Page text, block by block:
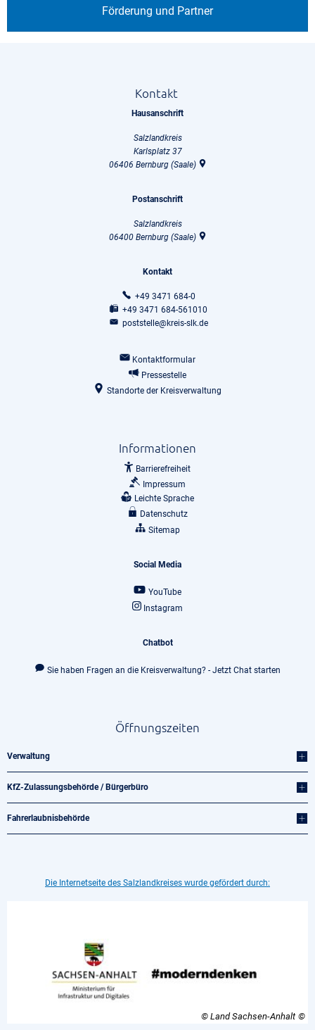
Förderung und Partner
Kontakt
Hausanschrift
Salzlandkreis
Karlsplatz 37
06406 Bernburg (Saale)
Postanschrift
Salzlandkreis
06400 Bernburg (Saale)
Kontakt
+49 3471 684-0
+49 3471 684-561010
poststelle@kreis-slk.de
Kontaktformular
Pressestelle
Standorte der Kreisverwaltung
Informationen
Barrierefreiheit
Impressum
Leichte Sprache
Datenschutz
Sitemap
Social Media
YouTube
Instagram
Chatbot
Sie haben Fragen an die Kreisverwaltung? - Jetzt Chat starten
Öffnungszeiten
Verwaltung
KfZ-Zulassungsbehörde / Bürgerbüro
Fahrerlaubnisbehörde
Die Internetseite des Salzlandkreises wurde gefördert durch:
© Land Sachsen-Anhalt